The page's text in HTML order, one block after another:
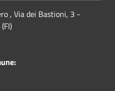
, Via dei Bastioni, 3 -